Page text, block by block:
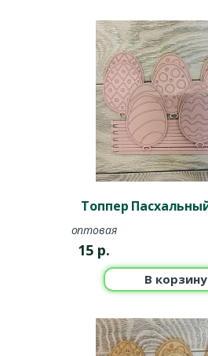
Топпер
оптовая
15 р.
В корзину